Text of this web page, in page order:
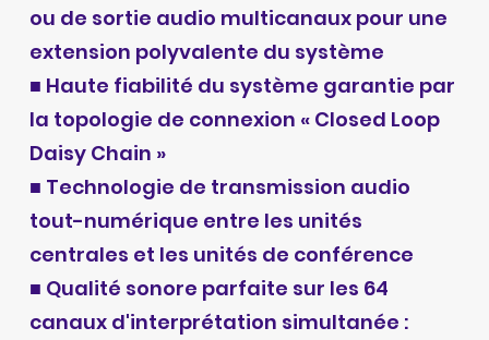
ou de sortie audio multicanaux pour une
extension polyvalente du système
■ Haute fiabilité du système garantie par
la topologie de connexion « Closed Loop
Daisy Chain »
■ Technologie de transmission audio
tout-numérique entre les unités
centrales et les unités de conférence
■ Qualité sonore parfaite sur les 64
canaux d'interprétation simultanée :